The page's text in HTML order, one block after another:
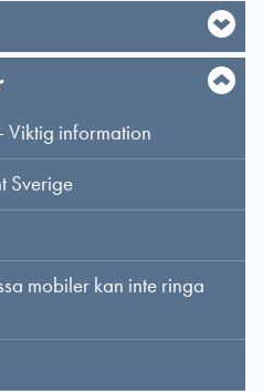
Viktig information
Sverige
mobiler kan inte ringa